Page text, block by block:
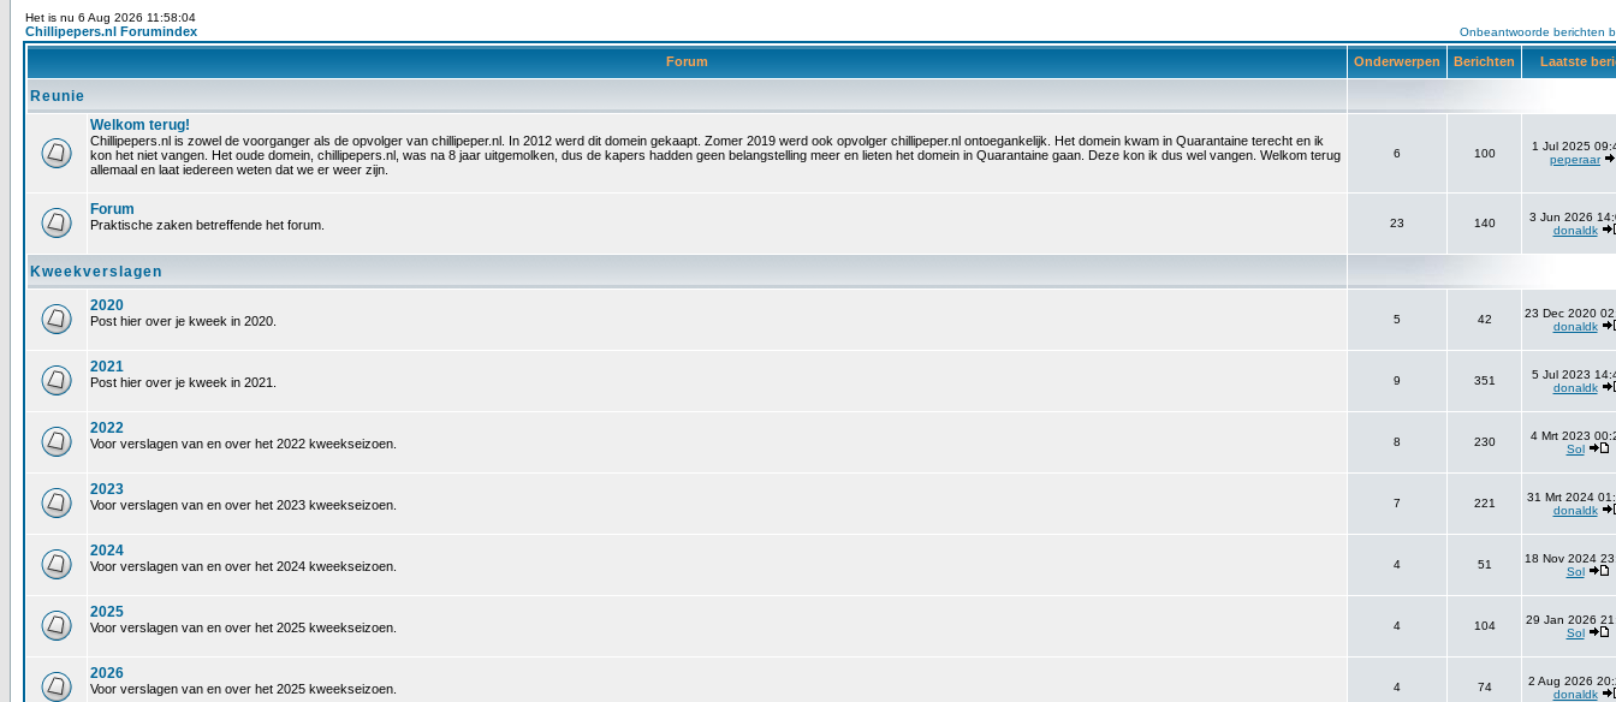
Het is nu 6 Aug 2026 11:58:04
Chillipepers.nl Forumindex Onbeantwoorde berichten
Forum Onderwerpen Berichten Laatste
Reunie
Welkom terug!
Chillipepers.nl is zowel de voorganger als de opvolger van chillipeper.nl. In 2012 werd dit domein gekaapt. Zomer 2019 werd ook opvolger chillipeper.nl ontoegankelijk. Het domein kwam in Quarantaine terecht en ik
kon het niet vangen. Het oude domein, chillipepers.nl, was na 8 jaar uitgemolken, dus de kapers hadden geen belangstelling meer en lieten het domein in Quarantaine gaan. Deze kon ik dus wel vangen. Welkom terug
allemaal en laat iedereen weten dat we er weer zijn.
6 100
1 Jul 2025
peperaar
Forum
Praktische zaken betreffende het forum. 23 140
3 Jun 2026
donaldk
Kweekverslagen
2020
Post hier over je kweek in 2020. 5 42
23 Dec 2020
donaldk
2021
Post hier over je kweek in 2021. 9 351
5 Jul 2023
donaldk
2022
Voor verslagen van en over het 2022 kweekseizoen. 8 230
4 Mrt 2023
Sol
2023
Voor verslagen van en over het 2023 kweekseizoen. 7 221
31 Mrt 2024
donaldk
2024
Voor verslagen van en over het 2024 kweekseizoen. 4 51
18 Nov 2024
Sol
2025
Voor verslagen van en over het 2025 kweekseizoen. 4 104
29 Jan 2026
Sol
2026
Voor verslagen van en over het 2025 kweekseizoen. 4 74
2 Aug 2026
donaldk